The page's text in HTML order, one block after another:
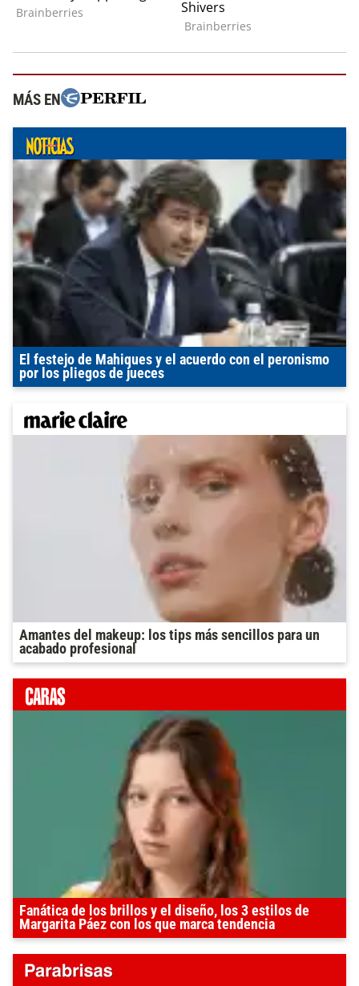
MÁS EN
El festejo de Mahiques y el acuerdo con el peronismo
por los pliegos de jueces
Amantes del makeup: los tips más sencillos para un
acabado profesional
Fanática de los brillos y el diseño, los 3 estilos de
Margarita Páez con los que marca tendencia